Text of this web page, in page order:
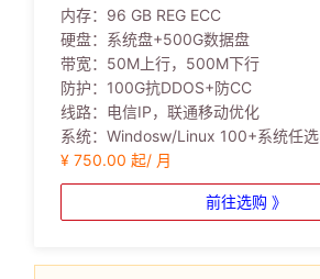
内存： 96 GB REG ECC
硬盘： 系统盘+500G数据盘
带宽： 50M上行，500M下行
防护： 100G抗DDOS+防CC
线路： 电信IP，联通移动优化
系统： Windosw/Linux 100+系统任选
¥ 750.00 起/ 月
前往选购 》